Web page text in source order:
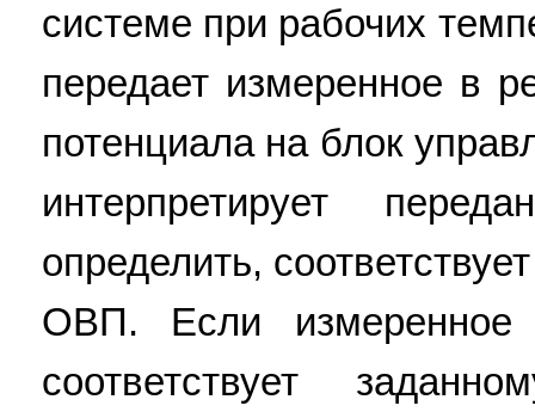
системе при рабочих
передает измеренное в
потенциала на блок
интерпретирует
определить,
ОВП. Если измеренное
соответствует